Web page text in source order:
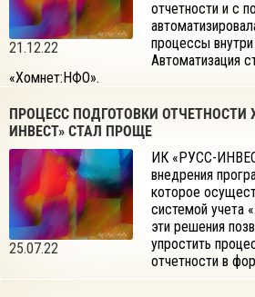
21.12.22
отчетности и с
процессы
Автоматизация
«Хомнет:НФО».
ПРОЦЕСС ПОДГОТОВКИ ОТЧЕТНОСТИ
ИНВЕСТ» СТАЛ ПРОЩЕ
25.07.22
ИК «РУСС-
внедрения
которое
системой учета
эти решения
упростить
отчетности в